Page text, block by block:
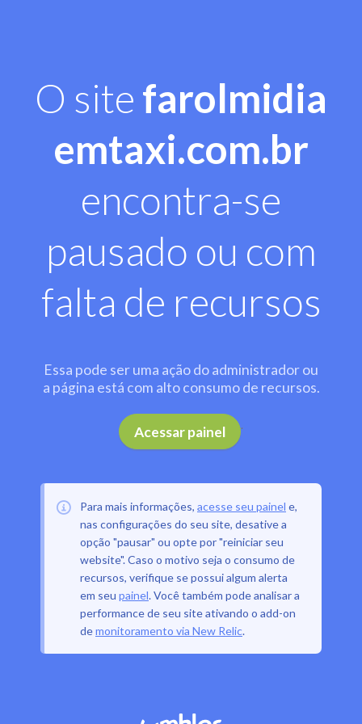
O site farolmidia
emtaxi.com.br
encontra-se
pausado ou com
falta de recursos
Essa pode ser uma ação do administrador ou
a página está com alto consumo de recursos.
Acessar painel .
Para mais informações, acesse seu painel e,
nas configurações do seu site, desative a
opção "pausar" ou opte por "reiniciar seu
website". Caso o motivo seja o consumo de
recursos, verifique se possui algum alerta
em seu painel. Você também pode analisar a
performance de seu site ativando o add-on
demonitoramento via New Relic.